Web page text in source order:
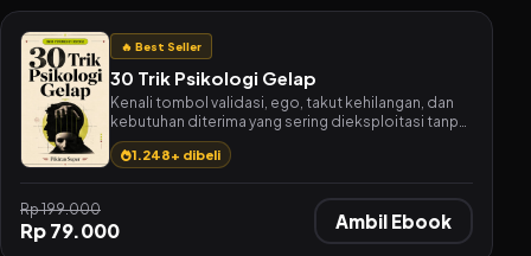
🔥 Best Seller
30 Trik Psikologi Gelap
Kenali tombol validasi, ego, takut kehilangan, dan
kebutuhan diterima yang sering dieksploitasi tanpa
kamu sadari.
1.248+ dibeli
Rp 199.000
Rp 79.000 Ambil Ebook